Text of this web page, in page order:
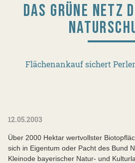
DAS GRÜNE NETZ
Flächenankauf sichert
12.05.2003
Über 2000 Hektar wertvollster
sich in Eigentum oder Pacht des Bund
Kleinode bayerischer Natur- und